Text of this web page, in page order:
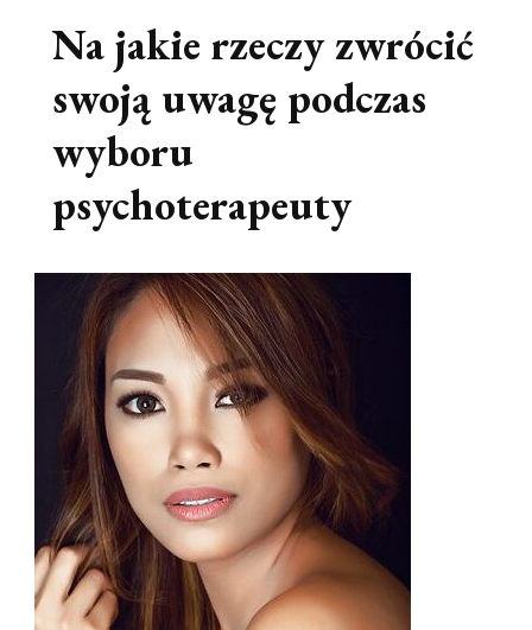
Na jakie rzeczy zwrócić
swoją uwagę podczas
wyboru
psychoterapeuty